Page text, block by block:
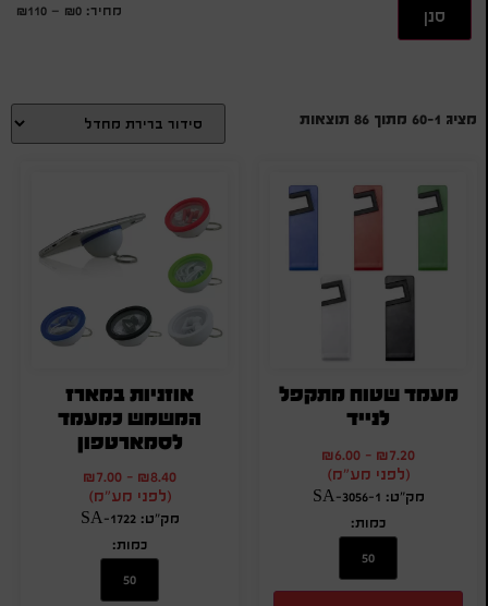
סנן מחיר: ₪0
—
₪110
מציג 1–60 מתוך 86 תוצאות
מעמד שטוח מתקפל
לנייד
₪7.20
-
₪6.00
(לפני מע"מ)
מק"ט: SA-3056-1
כמות:
אוזניות במארז
המשמש כמעמד
לסמארטפון
₪8.40
-
₪7.00
(לפני מע"מ)
מק"ט: SA-1722
כמות: